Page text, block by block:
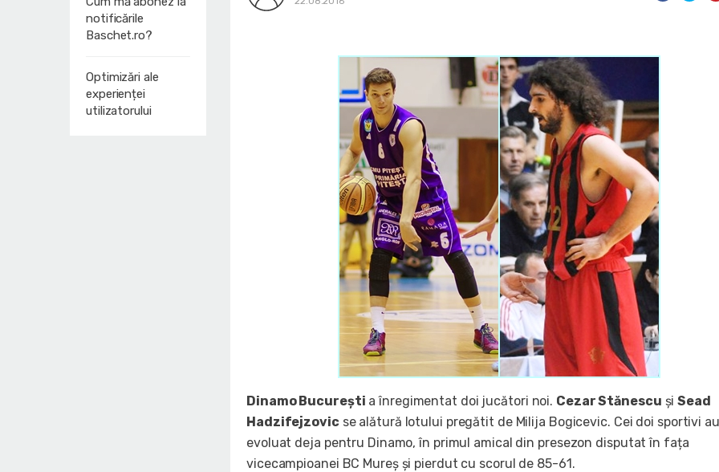
notificările
Baschet.ro?
Optimizări ale
experienței
utilizatorului
Dinamo București a înregimentat doi jucători noi. Cezar Stănescu șiSead
Hadzifejzovicse alătură lotului pregătit de Milija Bogicevic. Cei doi sportivi au
evoluat deja pentru Dinamo, în primul amical din presezon disputat în fața
vicecampioanei BC Mureș și pierdut cu scorul de 85-61.